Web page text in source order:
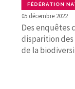
FÉDÉRATION
05 décembre 2022
Des enquêtes
disparition
de la